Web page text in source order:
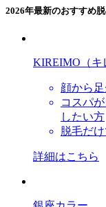
2026年最新のおすすめ
KIREIMO（キ
顔から
コスパ
したい方
脱毛だ
詳細はこちら